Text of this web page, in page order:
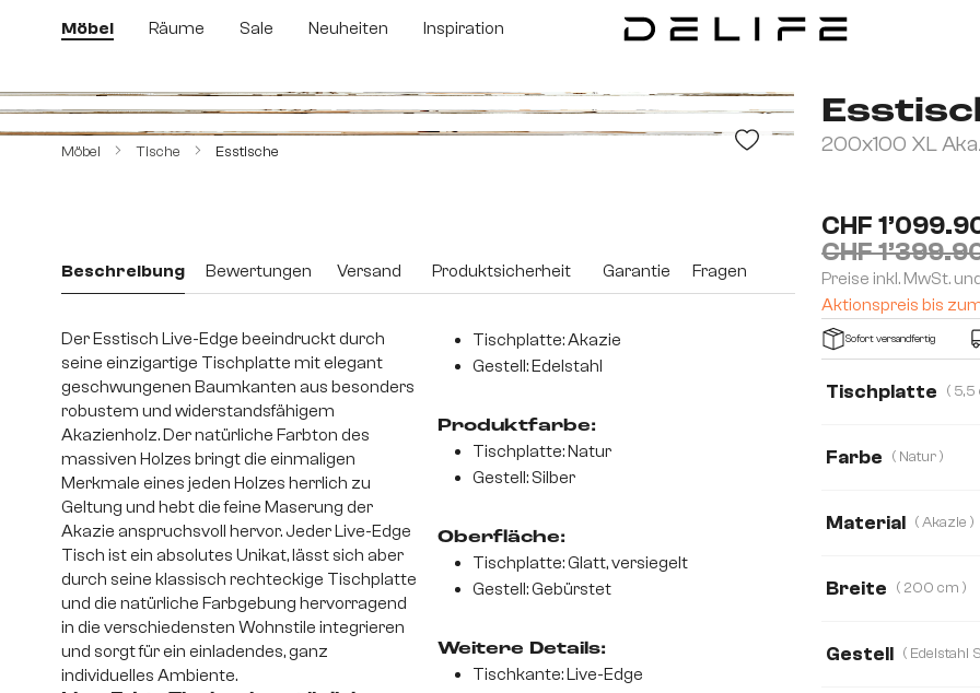
Hauptinhalt springen
Zur Suche springen
Zur Hauptnavigation springen
Möbel Räume Sale Neuheiten Inspiration
Möbel Tische Esstische 200x100 XL
CHF
CHF
Preise inkl. MwSt.
Aktionspreis bis
Sofort versandfertig
Tischplatte
Farbe ( Natur )
Material ( Akazie )
Breite ( 200 cm )
Gestell
Beschreibung Bewertungen Versand Produktsicherheit Garantie Fragen
Der Esstisch Live-Edge beeindruckt durch
seine einzigartige Tischplatte mit elegant
geschwungenen Baumkanten aus besonders
robustem und widerstandsfähigem
Akazienholz. Der natürliche Farbton des
massiven Holzes bringt die einmaligen
Merkmale eines jeden Holzes herrlich zu
Geltung und hebt die feine Maserung der
Akazie anspruchsvoll hervor. Jeder Live-Edge
Tisch ist ein absolutes Unikat, lässt sich aber
durch seine klassisch rechteckige Tischplatte
und die natürliche Farbgebung hervorragend
in die verschiedensten Wohnstile integrieren
und sorgt für ein einladendes, ganz
individuelles Ambiente.
Tischplatte: Akazie
Gestell: Edelstahl
Produktfarbe:
Tischplatte: Natur
Gestell: Silber
Oberfläche:
Tischplatte: Glatt, versiegelt
Gestell: Gebürstet
Weitere Details:
Tischkante: Live-Edge